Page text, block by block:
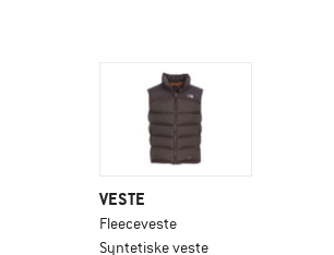
VESTE
Fleeceveste
Syntetiske veste